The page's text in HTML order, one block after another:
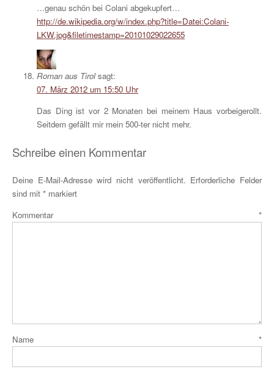
…genau schön bei Colani abgekupfert…
http://de.wikipedia.org/w/index.php?title=Datei:Colani-
LKW.jpg&filetimestamp=20101029022655
Roman aus Tirol sagt:
07. März 2012 um 15:50 Uhr
Das Ding ist vor 2 Monaten bei meinem Haus vorbeigerollt.
Seitdem gefällt mir mein 500-ter nicht mehr.
Schreibe einen Kommentar
Deine E-Mail-Adresse wird nicht veröffentlicht. Erforderliche Felder
sind mit * markiert
Kommentar *
Name *